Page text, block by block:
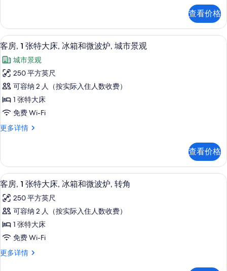
照
片
床,
无
障
碍
(Roll-
in
Shower,
Mobility
&
Hearing)
有
照
片
特
大
床,
障
碍
(Roll-
in
Shower,
Mobility
Hearing)
息
查看价格
显
示
客
房,
1
张
特
大
冰
箱
和
微
波
炉,
城
市
5
客房, 1 张特大床, 冰箱和微波炉, 城市景观
城市景观
250 平方英尺
可容纳 2 人（按实际入住人数收费）
1 张特大床
免费 Wi-Fi
更多详情
客
特
大
床,
箱
和
波
炉,
市
查看价格
显
示
客
房,
1
张
特
50-英寸纯平电视 （配备有线频道）、
4
客房, 1 张特大床, 冰箱和微波炉, 转角
250 平方英尺
可容纳 2 人（按实际入住人数收费）
1 张特大床
免费 Wi-Fi
更多详情
客